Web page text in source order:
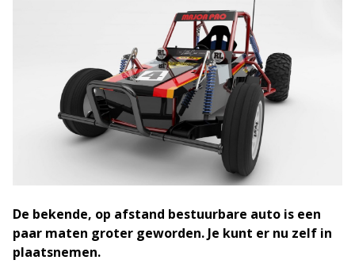
De bekende, op afstand bestuurbare auto is een
paar maten groter geworden. Je kunt er nu zelf in
plaatsnemen.